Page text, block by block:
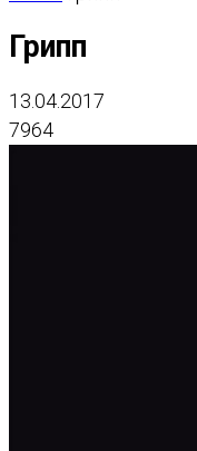
Грипп
13.04.2017
7964